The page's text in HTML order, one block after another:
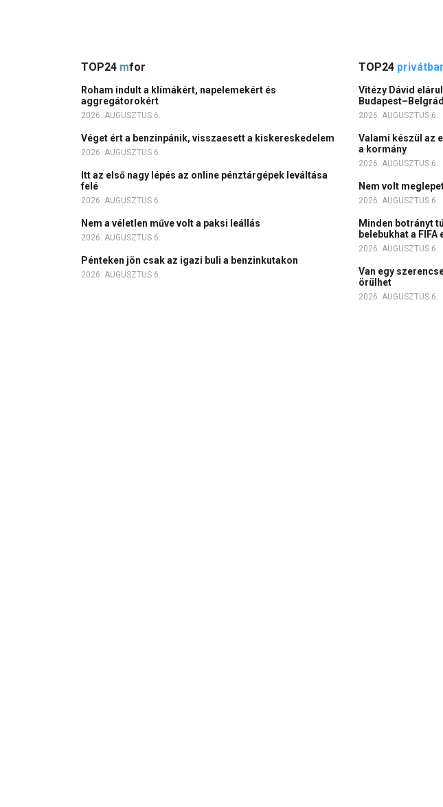
TOP24 mfor
Roham indult a klímákért, napelemekért és
aggregátorokért
2026. AUGUSZTUS 6.
Véget ért a benzinpánik, visszaesett a kiskereskedelem
2026. AUGUSZTUS 6.
Itt az első nagy lépés az online pénztárgépek leváltása
felé
2026. AUGUSZTUS 6.
Nem a véletlen műve volt a paksi leállás
2026. AUGUSZTUS 6.
Pénteken jön csak az igazi buli a benzinkutakon
2026. AUGUSZTUS 6.
TOP24
Vitézy Dávid
2026. AUGUSZTUS 6.
Valami készül az
a kormány
2026. AUGUSZTUS 6.
Nem volt
2026. AUGUSZTUS 6.
Minden botrányt
belebukhat a FIFA
2026. AUGUSZTUS 6.
Van egy
örülhet
2026. AUGUSZTUS 6.